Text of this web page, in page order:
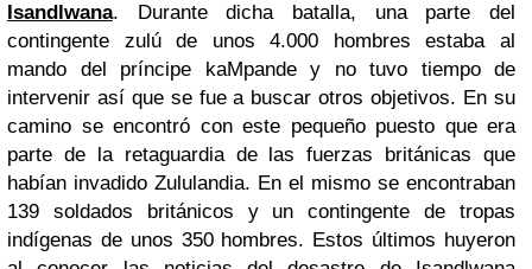
Isandlwana. Durante dicha batalla, una parte del
contingente zulú de unos 4.000 hombres estaba al
mando del príncipe kaMpande y no tuvo tiempo de
intervenir así que se fue a buscar otros objetivos. En su
camino se encontró con este pequeño puesto que era
parte de la retaguardia de las fuerzas británicas que
habían invadido Zululandia. En el mismo se encontraban
139 soldados británicos y un contingente de tropas
indígenas de unos 350 hombres. Estos últimos huyeron